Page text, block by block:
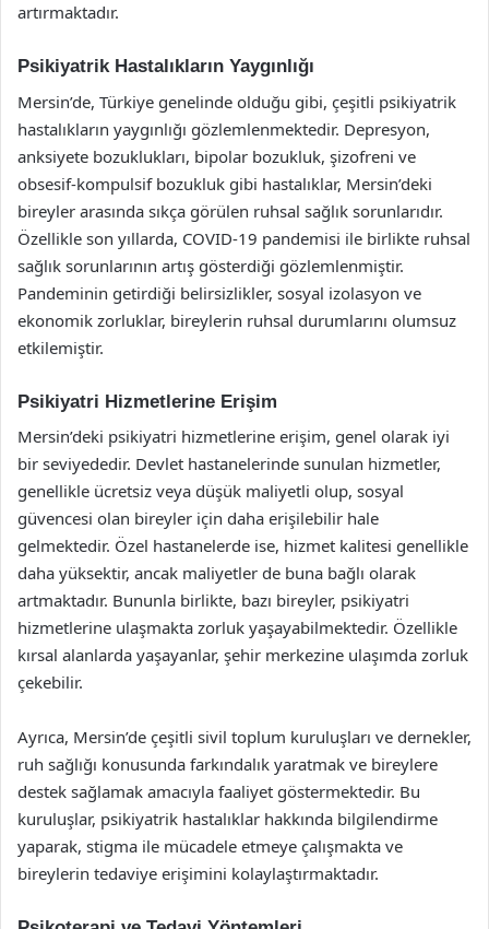
artırmaktadır.
Psikiyatrik Hastalıkların Yaygınlığı
Mersin’de, Türkiye genelinde olduğu gibi, çeşitli psikiyatrik
hastalıkların yaygınlığı gözlemlenmektedir. Depresyon,
anksiyete bozuklukları, bipolar bozukluk, şizofreni ve
obsesif-kompulsif bozukluk gibi hastalıklar, Mersin’deki
bireyler arasında sıkça görülen ruhsal sağlık sorunlarıdır.
Özellikle son yıllarda, COVID-19 pandemisi ile birlikte ruhsal
sağlık sorunlarının artış gösterdiği gözlemlenmiştir.
Pandeminin getirdiği belirsizlikler, sosyal izolasyon ve
ekonomik zorluklar, bireylerin ruhsal durumlarını olumsuz
etkilemiştir.
Psikiyatri Hizmetlerine Erişim
Mersin’deki psikiyatri hizmetlerine erişim, genel olarak iyi
bir seviyededir. Devlet hastanelerinde sunulan hizmetler,
genellikle ücretsiz veya düşük maliyetli olup, sosyal
güvencesi olan bireyler için daha erişilebilir hale
gelmektedir. Özel hastanelerde ise, hizmet kalitesi genellikle
daha yüksektir, ancak maliyetler de buna bağlı olarak
artmaktadır. Bununla birlikte, bazı bireyler, psikiyatri
hizmetlerine ulaşmakta zorluk yaşayabilmektedir. Özellikle
kırsal alanlarda yaşayanlar, şehir merkezine ulaşımda zorluk
çekebilir.
Ayrıca, Mersin’de çeşitli sivil toplum kuruluşları ve dernekler,
ruh sağlığı konusunda farkındalık yaratmak ve bireylere
destek sağlamak amacıyla faaliyet göstermektedir. Bu
kuruluşlar, psikiyatrik hastalıklar hakkında bilgilendirme
yaparak, stigma ile mücadele etmeye çalışmakta ve
bireylerin tedaviye erişimini kolaylaştırmaktadır.